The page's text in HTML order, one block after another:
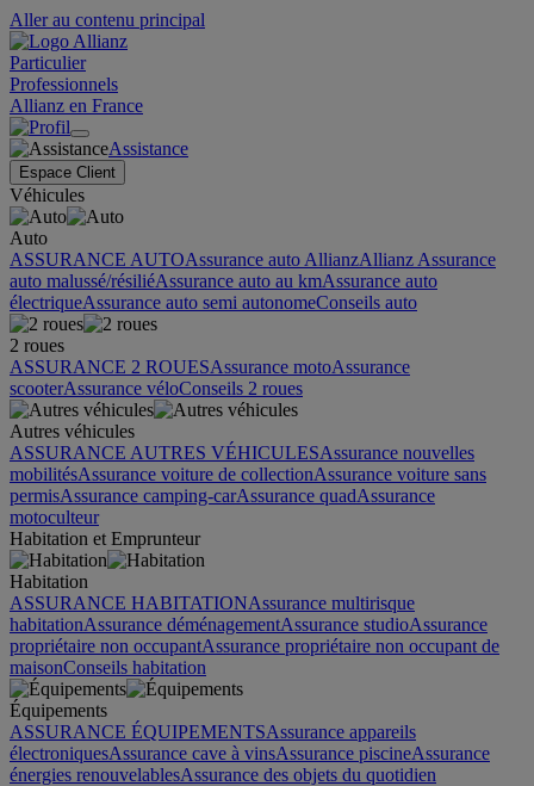
Aller au contenu principal
Particulier
Professionnels
Allianz en France
Assistance
Espace Client
Véhicules
Auto
ASSURANCE AUTOAssurance auto AllianzAllianz Assurance
auto malussé/résiliéAssurance auto au kmAssurance auto
électriqueAssurance auto semi autonomeConseils auto
2 roues
ASSURANCE 2 ROUESAssurance motoAssurance
scooterAssurance véloConseils 2 roues
Autres véhicules
ASSURANCE AUTRES VÉHICULESAssurance nouvelles
mobilitésAssurance voiture de collectionAssurance voiture sans
permisAssurance camping-carAssurance quadAssurance
motoculteur
Habitation et Emprunteur
Habitation
ASSURANCE HABITATIONAssurance multirisque
habitationAssurance déménagementAssurance studioAssurance
propriétaire non occupantAssurance propriétaire non occupant de
maisonConseils habitation
Équipements
ASSURANCE ÉQUIPEMENTSAssurance appareils
électroniquesAssurance cave à vinsAssurance piscineAssurance
énergies renouvelablesAssurance des objets du quotidien